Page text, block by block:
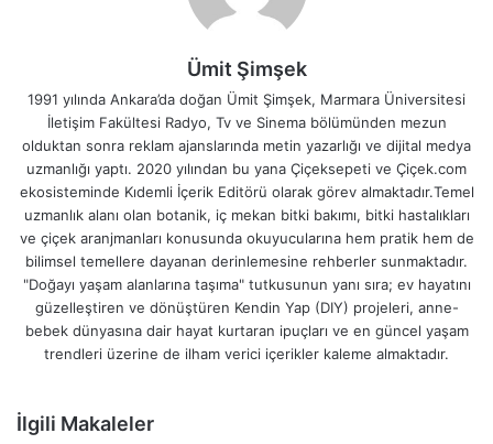
Ümit Şimşek
1991 yılında Ankara’da doğan Ümit Şimşek, Marmara Üniversitesi
İletişim Fakültesi Radyo, Tv ve Sinema bölümünden mezun
olduktan sonra reklam ajanslarında metin yazarlığı ve dijital medya
uzmanlığı yaptı. 2020 yılından bu yana Çiçeksepeti ve Çiçek.com
ekosisteminde Kıdemli İçerik Editörü olarak görev almaktadır.Temel
uzmanlık alanı olan botanik, iç mekan bitki bakımı, bitki hastalıkları
ve çiçek aranjmanları konusunda okuyucularına hem pratik hem de
bilimsel temellere dayanan derinlemesine rehberler sunmaktadır.
"Doğayı yaşam alanlarına taşıma" tutkusunun yanı sıra; ev hayatını
güzelleştiren ve dönüştüren Kendin Yap (DIY) projeleri, anne-
bebek dünyasına dair hayat kurtaran ipuçları ve en güncel yaşam
trendleri üzerine de ilham verici içerikler kaleme almaktadır.
İlgili Makaleler